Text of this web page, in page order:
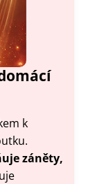
k
záněty,